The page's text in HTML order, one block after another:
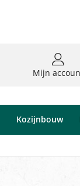
Mijn
Kozijnbouw